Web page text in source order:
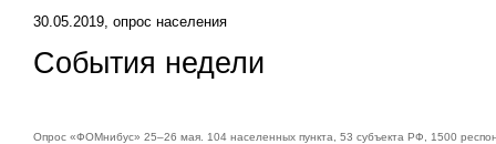
30.05.2019, опрос населения
События недели
Опрос «ФОМнибус» 25–26 мая. 104 населенных пункта, 53 субъекта РФ, 1500